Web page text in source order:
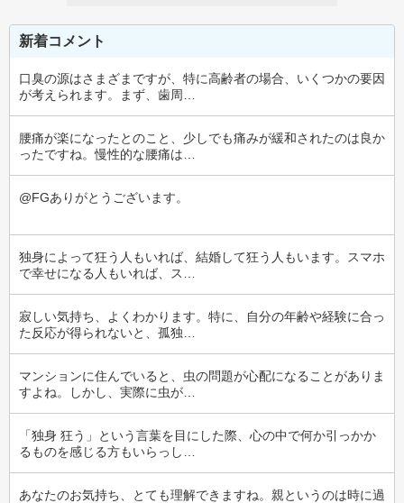
新着コメント
口臭の源はさまざまですが、特に高齢者の場合、いくつかの要因
が考えられます。まず、歯周…
腰痛が楽になったとのこと、少しでも痛みが緩和されたのは良か
ったですね。慢性的な腰痛は…
@FGありがとうございます。
独身によって狂う人もいれば、結婚して狂う人もいます。スマホ
で幸せになる人もいれば、ス…
寂しい気持ち、よくわかります。特に、自分の年齢や経験に合っ
た反応が得られないと、孤独…
マンションに住んでいると、虫の問題が心配になることがありま
すよね。しかし、実際に虫が…
「独身 狂う」という言葉を目にした際、心の中で何か引っかか
るものを感じる方もいらっし…
あなたのお気持ち、とても理解できますね。親というのは時に過